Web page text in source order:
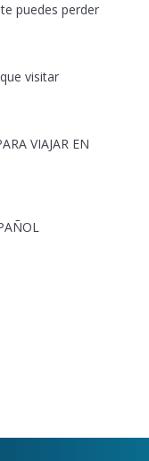
puedes perder
visitar
VIAJAR EN